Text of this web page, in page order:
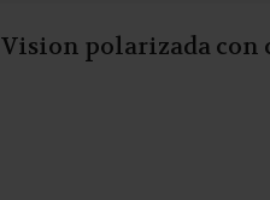
Vision polarizada con